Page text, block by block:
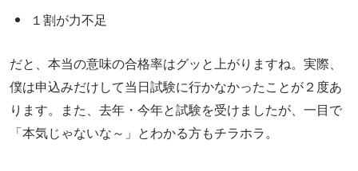
１割が力不足
だと、本当の意味の合格率はグッと上がりますね。実際、
僕は申込みだけして当日試験に行かなかったことが２度あ
ります。また、去年・今年と試験を受けましたが、一目で
「本気じゃないな～」とわかる方もチラホラ。